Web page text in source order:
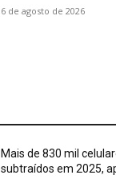
6 de agosto de 2026
Mais de 830 mil
subtraídos em 2025,